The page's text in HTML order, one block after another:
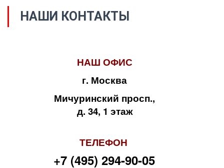
НАШИ КОНТАКТЫ
НАШ ОФИС
г. Москва
Мичуринский просп.,
д. 34, 1 этаж
ТЕЛЕФОН
+7 (495) 294-90-05